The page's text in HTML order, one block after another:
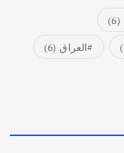
(6)
العراق (6)